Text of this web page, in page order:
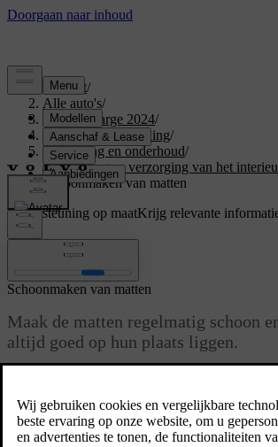
Support/
Alle auto's/
C40 Recharge 2024/
Gebruikershandleiding/
Verzorging en onderhoud/
Reiniging en verzorging van het
Schoonmaken van matten
Ondersteuning op maatKrijg relevante
auto.
Schoonmaken van matten
Maak de matten regelmatig schoon
altijd goed op hun plaats liggen.